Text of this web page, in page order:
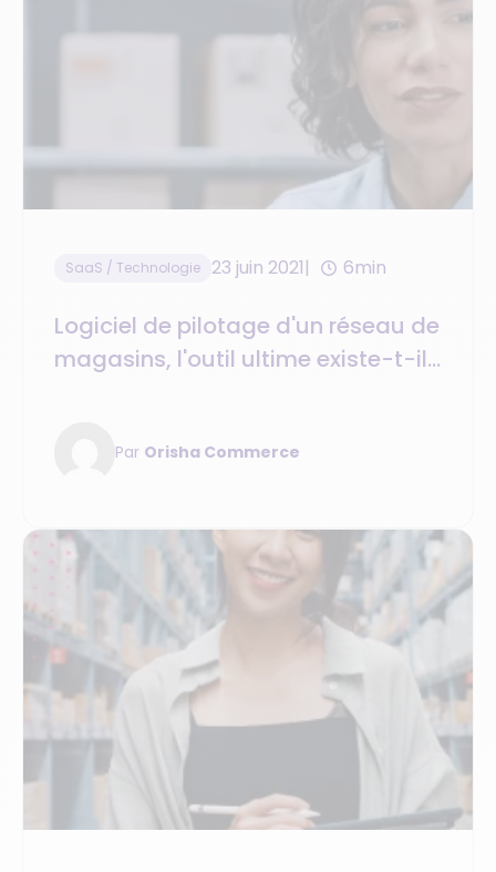
SaaS / Technologie 23 juin 2021 6min
Logiciel de pilotage d'un réseau de
magasins, l'outil ultime existe-t-il
Par Orisha Commerce